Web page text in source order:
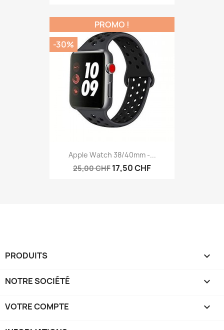
Apple Watch 38/40mm -...
25,00 CHF 17,50 CHF
PROMO !
-30%
PRODUITS 
NOTRE SOCIÉTÉ 
VOTRE COMPTE 